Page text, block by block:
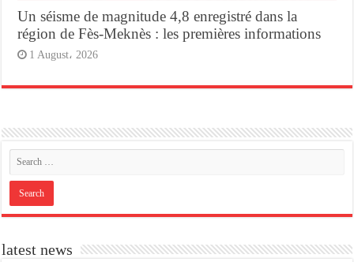
Un séisme de magnitude 4,8 enregistré dans la
région de Fès-Meknès : les premières informations
1 August، 2026
latest news